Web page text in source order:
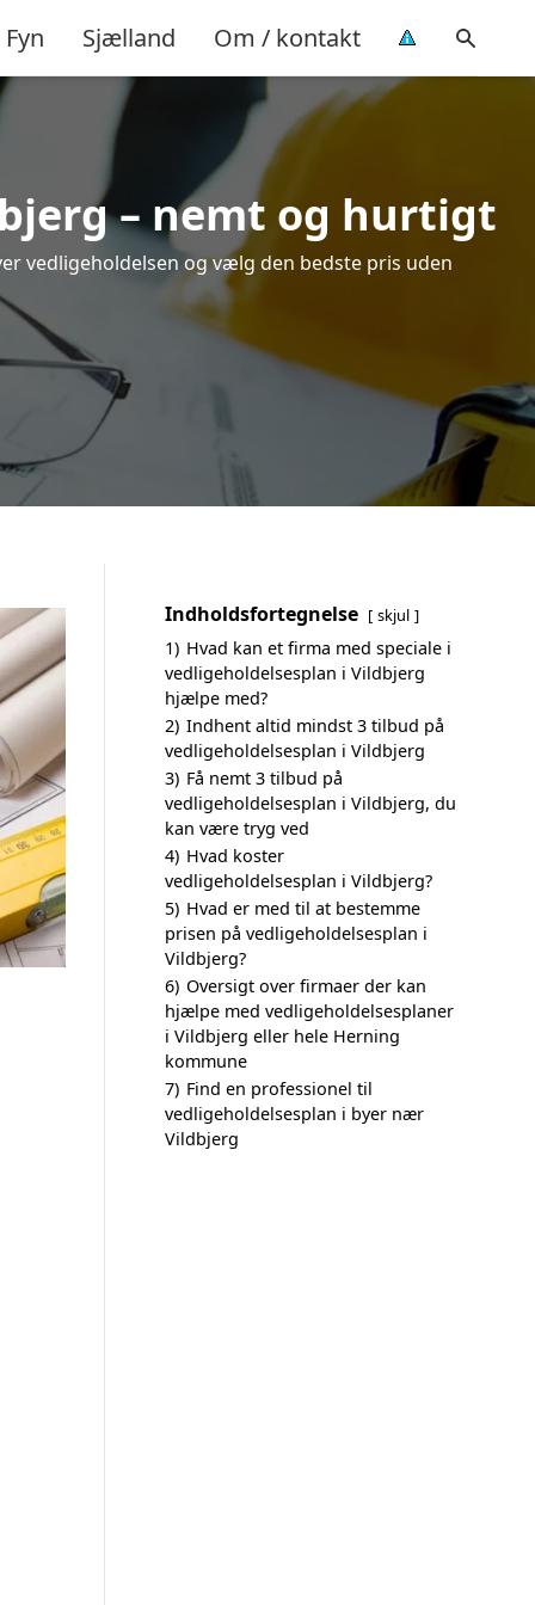
Fyn Sjælland Om / kontakt
– nemt og hurtigt
vedligeholdelsen og vælg den bedste pris uden
Indholdsfortegnelse skjul
1) Hvad kan et firma med speciale i
vedligeholdelsesplan i Vildbjerg
hjælpe med?
2) Indhent altid mindst 3 tilbud på
vedligeholdelsesplan i Vildbjerg
3) Få nemt 3 tilbud på
vedligeholdelsesplan i Vildbjerg, du
kan være tryg ved
4) Hvad koster
vedligeholdelsesplan i Vildbjerg?
5) Hvad er med til at bestemme
prisen på vedligeholdelsesplan i
Vildbjerg?
6) Oversigt over firmaer der kan
hjælpe med vedligeholdelsesplaner
i Vildbjerg eller hele Herning
kommune
7) Find en professionel til
vedligeholdelsesplan i byer nær
Vildbjerg